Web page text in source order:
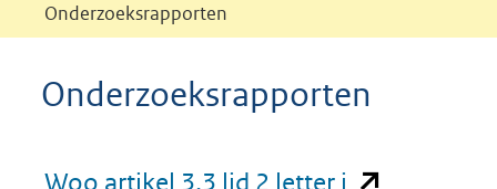
Onderzoeksrapporten
Onderzoeksrapporten
Woo artikel 3.3 lid 2 letter j (opent